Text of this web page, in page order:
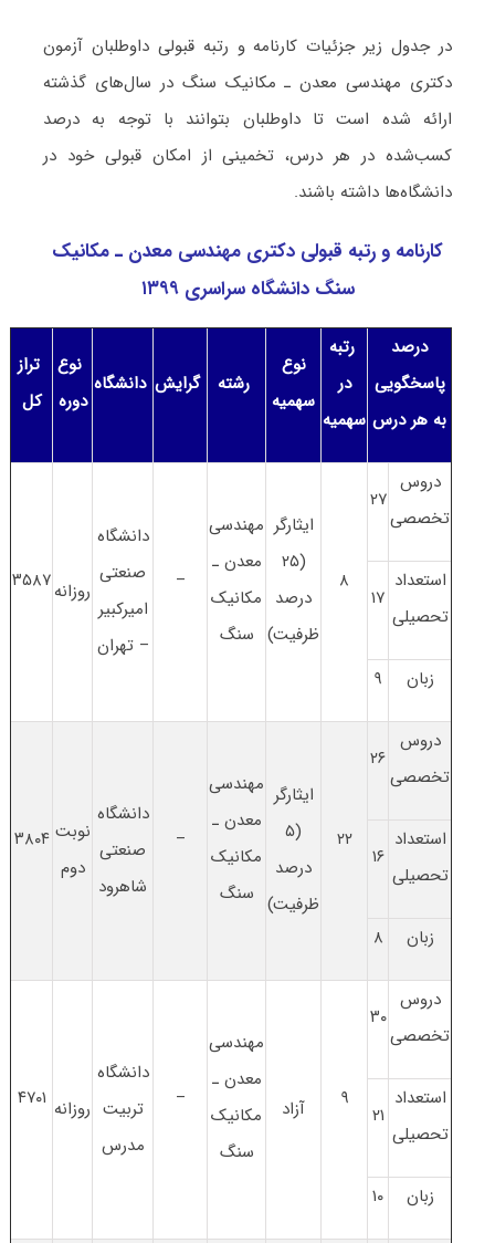
در جدول زیر جزئیات کارنامه و رتبه قبولی داوطلبان آزمون
دکتری ﻣﻬﻨﺪسی ﻣﻌﺪن ـ مکانیک ﺳﻨﮓ در سال‌های گذشته
ارائه شده است تا داوطلبان بتوانند با توجه به درصد
کسب‌شده در هر درس، تخمینی از امکان قبولی خود در
دانشگاه‌ها داشته باشند.
کارنامه و رتبه قبولی دکتری ﻣﻬﻨﺪسی ﻣﻌﺪن ـ مکانیک
ﺳﻨﮓ دانشگاه سراسری ۱۳۹۹
درصد
پاسخگویی
به هر درس
رتبه
در
سهمیه
نوع
سهمیه
رشته گرایش دانشگاه
نوع
دوره
تراز
کل
دروس
تخصصی
۲۷
۸
ایثارگر
(۲۵
درصد
ظرفیت)
ﻣﻬﻨﺪسی
ﻣﻌﺪن ـ
مکانیک
ﺳﻨﮓ
–
دانشگاه
صنعتی
امیرکبیر
– تهران
روزانه۳۵۸۷
استعداد
تحصیلی
۱۷
زبان ۹
دروس
تخصصی
۲۶
۲۲
ایثارگر
(۵
درصد
ظرفیت)
ﻣﻬﻨﺪسی
ﻣﻌﺪن ـ
مکانیک
ﺳﻨﮓ
–
دانشگاه
صنعتی
شاهرود
نوبت
دوم
۳۸۰۴
استعداد
تحصیلی
۱۶
زبان ۸
دروس
تخصصی
۳۰
۹ آزاد
ﻣﻬﻨﺪسی
ﻣﻌﺪن ـ
مکانیک
ﺳﻨﮓ
–
دانشگاه
تربیت
مدرس
روزانه ۴۷۰۱
استعداد
تحصیلی
۲۱
زبان ۱۰